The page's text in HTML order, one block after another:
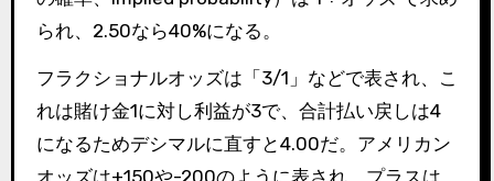
られ、2.50なら40%になる。
フラクショナルオッズは「3/1」などで表され、こ
れは賭け金1に対し利益が3で、合計払い戻しは4
になるためデシマルに直すと4.00だ。アメリカン
オッズは+150や-200のように表され、プラスは